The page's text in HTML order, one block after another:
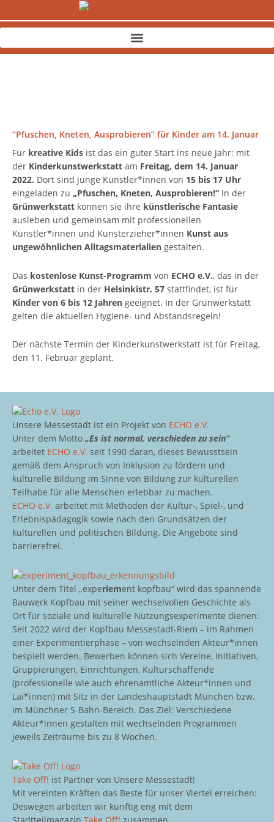
Inhalt
springen
“Pfuschen, Kneten, Ausprobieren” für Kinder am 14. Januar
Für kreative Kids ist das ein guter Start ins neue Jahr: mit
der Kinderkunstwerkstatt am Freitag, dem 14. Januar
2022. Dort sind junge Künstler*innen von 15 bis 17 Uhr
eingeladen zu „Pfuschen, Kneten, Ausprobieren!“ In der
Grünwerkstatt können sie ihre künstlerische Fantasie
ausleben und gemeinsam mit professionellen
Künstler*innen und Kunsterzieher*innen Kunst aus
ungewöhnlichen Alltagsmaterialien gestalten.
Das kostenlose Kunst-Programm von ECHO e.V., das in der
Grünwerkstatt in der Helsinkistr. 57 stattfindet, ist für
Kinder von 6 bis 12 Jahren geeignet. In der Grünwerkstatt
gelten die aktuellen Hygiene- und Abstandsregeln!
Der nächste Termin der Kinderkunstwerkstatt ist für Freitag,
den 11. Februar geplant.
Unsere Messestadt ist ein Projekt von ECHO e.V.
Unter dem Motto „Es ist normal, verschieden zu sein“
arbeitet ECHO e.V. seit 1990 daran, dieses Bewusstsein
gemäß dem Anspruch von Inklusion zu fördern und
kulturelle Bildung im Sinne von Bildung zur kulturellen
Teilhabe für alle Menschen erlebbar zu machen.
ECHO e.V. arbeitet mit Methoden der Kultur-, Spiel-, und
Erlebnispädagogik sowie nach den Grundsätzen der
kulturellen und politischen Bildung. Die Angebote sind
barrierefrei.
Unter dem Titel „experiement kopfbau“ wird das spannende
Bauwerk Kopfbau mit seiner wechselvollen Geschichte als
Ort für soziale und kulturelle Nutzungsexperimente dienen:
Seit 2022 wird der Kopfbau Messestadt-Riem – im Rahmen
einer Experimentierphase – von wechselnden Akteur*innen
bespielt werden. Bewerben können sich Vereine, Initiativen,
Gruppierungen, Einrichtungen, Kulturschaffende
(professionelle wie auch ehrenamtliche Akteur*innen und
Lai*innen) mit Sitz in der Landeshauptstadt München bzw.
im Münchner S-Bahn-Bereich. Das Ziel: Verschiedene
Akteur*innen gestalten mit wechselnden Programmen
jeweils Zeiträume bis zu 8 Wochen.
Take Off! ist Partner von Unsere Messestadt!
Mit vereinten Kräften das Beste für unser Viertel erreichen:
Deswegen arbeiten wir künftig eng mit dem